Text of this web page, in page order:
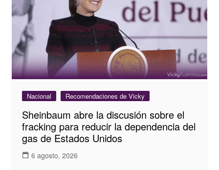
Nacional Recomendaciones de Vicky
Sheinbaum abre la discusión sobre el
fracking para reducir la dependencia del
gas de Estados Unidos
6 agosto, 2026